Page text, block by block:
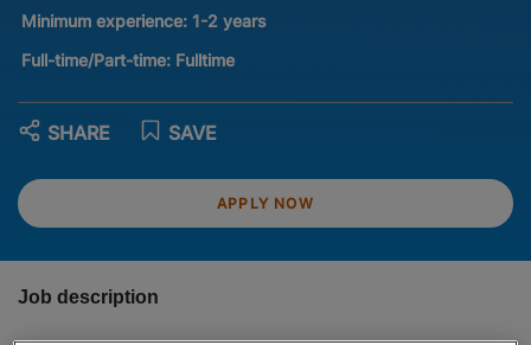
Minimum experience: 1-2 years
Full-time/Part-time: Fulltime
APPLY NOW
SAVE
SHARE
Job description